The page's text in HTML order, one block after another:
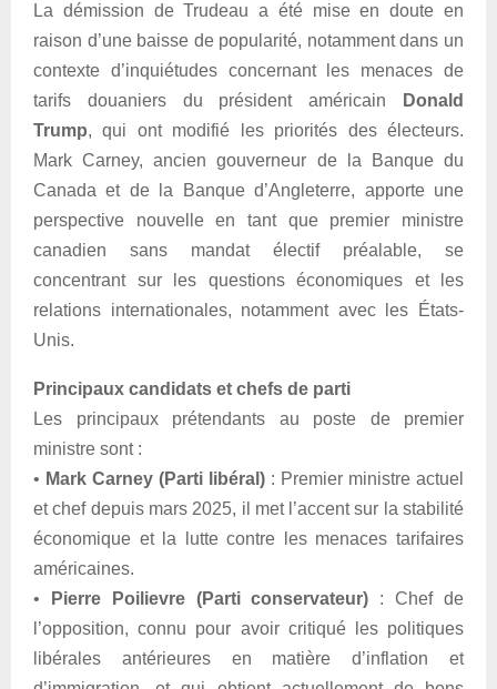
La démission de Trudeau a été mise en doute en
raison d’une baisse de popularité, notamment dans un
contexte d’inquiétudes concernant les menaces de
tarifs douaniers du président américain Donald
Trump, qui ont modifié les priorités des électeurs.
Mark Carney, ancien gouverneur de la Banque du
Canada et de la Banque d’Angleterre, apporte une
perspective nouvelle en tant que premier ministre
canadien sans mandat électif préalable, se
concentrant sur les questions économiques et les
relations internationales, notamment avec les États-
Unis.
Principaux candidats et chefs de parti
Les principaux prétendants au poste de premier
ministre sont :
• Mark Carney (Parti libéral) : Premier ministre actuel
et chef depuis mars 2025, il met l’accent sur la stabilité
économique et la lutte contre les menaces tarifaires
américaines.
• Pierre Poilievre (Parti conservateur) : Chef de
l’opposition, connu pour avoir critiqué les politiques
libérales antérieures en matière d’inflation et